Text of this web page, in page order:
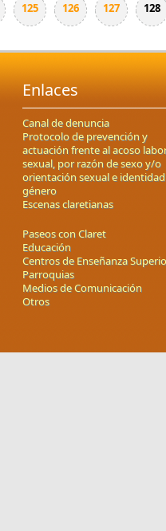
125 126 127 128
Enlaces
Canal de denuncia
Protocolo de prevención y
actuación frente al acoso
sexual, por razón de sexo y/o
orientación sexual e
género
Escenas claretianas
Paseos con Claret
Educación
Centros de Enseñanza
Parroquias
Medios de Comunicación
Otros